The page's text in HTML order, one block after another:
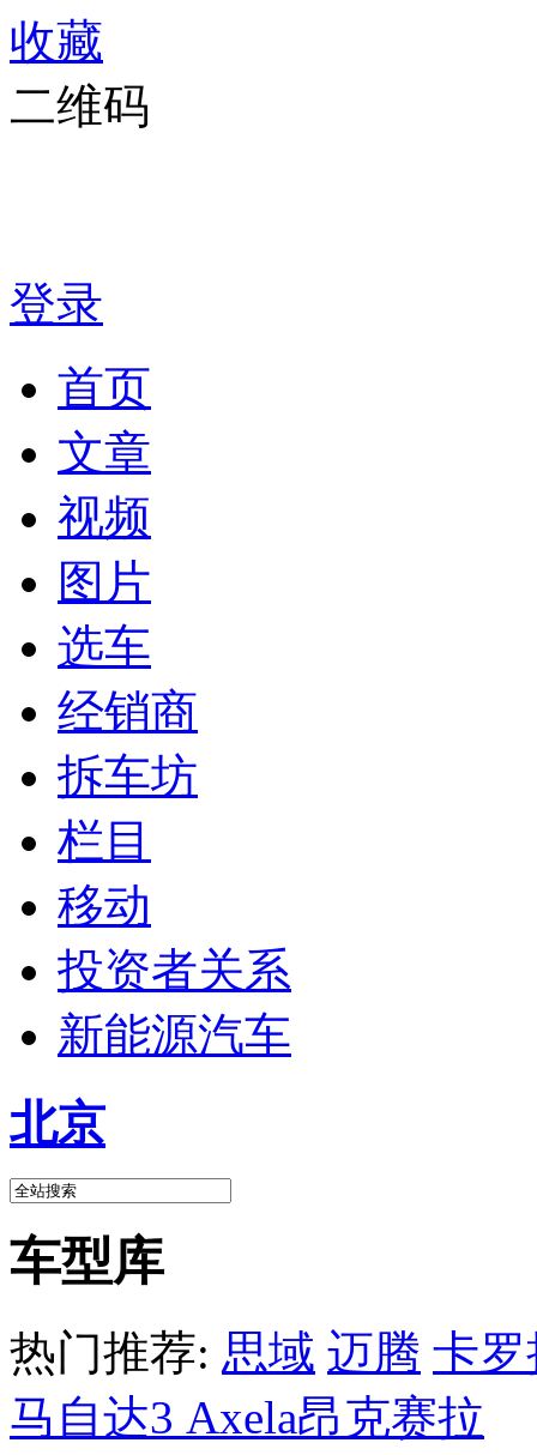
收藏
二维码
登录
首页
文章
视频
图片
选车
经销商
拆车坊
栏目
移动
投资者关系
新能源汽车
北京
车型库
热门推荐: 思域 迈腾 卡罗
马自达3 Axela昂克赛拉